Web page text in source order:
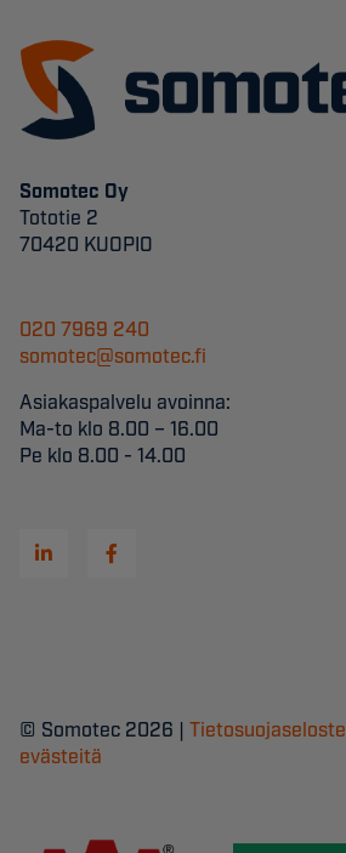
Somotec Oy
Tototie 2
70420 KUOPIO
020 7969 240
somotec@somotec.fi
Asiakaspalvelu avoinna:
Ma-to klo 8.00 – 16.00
Pe klo 8.00 - 14.00
© Somotec 2026 | Tietosuojaseloste
evästeitä